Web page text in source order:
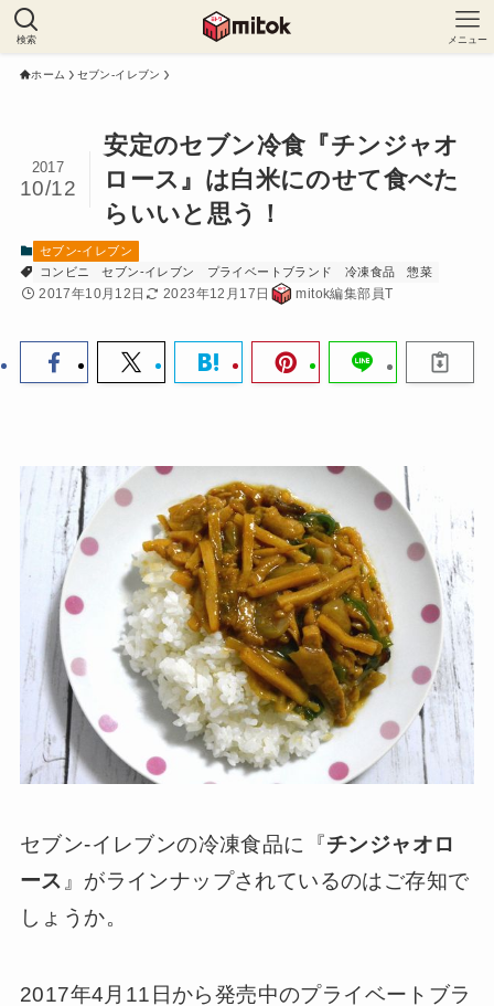
検索 メニュー
ホーム セブン-イレブン
安定のセブン冷食『チンジャオ
ロース』は白米にのせて食べた
らいいと思う！
2017
10/12
セブン-イレブン
コンビニ
セブン-イレブン プライベートブランド 冷凍食品 惣菜
2017年10月12日 2023年12月17日 mitok編集部員T
セブン-イレブンの冷凍食品に『チンジャオロ
ース 』がラインナップされているのはご存知で
しょうか。
2017年4月11日から発売中のプライベートブラ